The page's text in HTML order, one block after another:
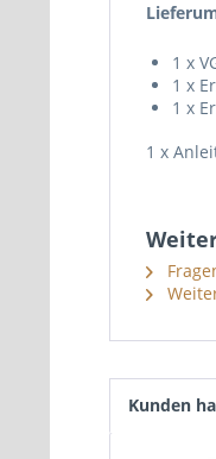
1 x
1 x
1 x
1 x
Kunden